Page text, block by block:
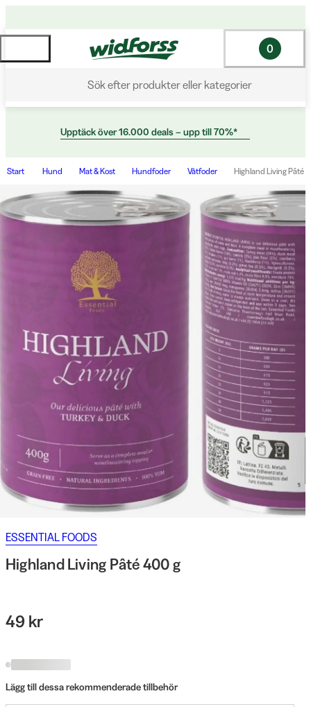
Sök efter produkter eller kategorier
0
Upptäck över 16.000 deals – upp till 70%*
Start Hund Mat & Kost Hundfoder Våtfoder Highland Living Pâté
ESSENTIAL FOODS
Highland Living Pâté 400 g
49 kr
Lägg till dessa rekommenderade tillbehör